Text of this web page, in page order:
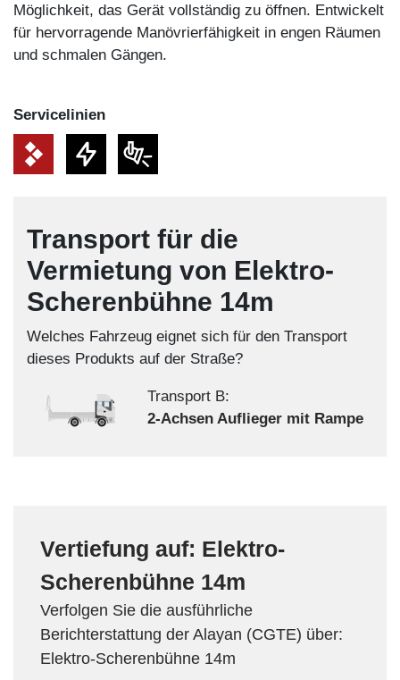
Möglichkeit, das Gerät vollständig zu öffnen. Entwickelt
für hervorragende Manövrierfähigkeit in engen Räumen
und schmalen Gängen.
Service­linien
Transport für die
Vermietung von Elektro-
Scherenbühne 14m
Welches Fahrzeug eignet sich für den Transport
dieses Produkts auf der Straße?
Transport B:
2-Achsen Auflieger mit Rampe
Vertiefung auf: Elektro-
Scherenbühne 14m
Verfolgen Sie die ausführliche
Berichterstattung der Alayan (CGTE) über:
Elektro-Scherenbühne 14m